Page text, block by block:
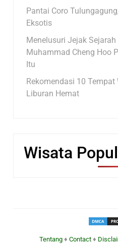
Pantai Coro
Eksotis
Menelusuri Jejak
Muhammad Cheng Hoo
Itu
Rekomendasi 10
Liburan Hemat
Wisata
Tentang ♦ Contact ♦